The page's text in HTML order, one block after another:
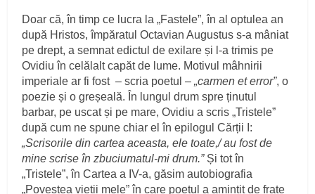
Doar că, în timp ce lucra la „Fastele”, în al optulea an
după Hristos, împăratul Octavian Augustus s-a mâniat
pe drept, a semnat edictul de exilare și l-a trimis pe
Ovidiu în celălalt capăt de lume. Motivul mâhnirii
imperiale ar fi fost – scria poetul –„carmen et error”, o
poezie și o greșeală. În lungul drum spre ținutul
barbar, pe uscat și pe mare, Ovidiu a scris „Tristele”
după cum ne spune chiar el în epilogul Cărții I:
„Scrisorile din cartea aceasta, ele toate,/ au fost de
mine scrise în zbuciumatul-mi drum.”Și tot în
„Tristele”, în Cartea a IV-a, găsim autobiografia
„Povestea vieții mele” în care poetul a amintit de frate